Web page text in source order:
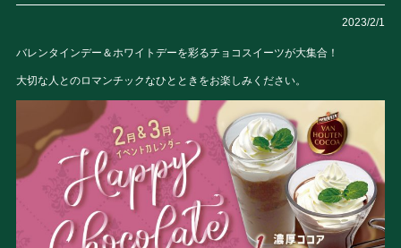
2023/2/1
バレンタインデー＆ホワイトデーを彩るチョコスイーツが大集合！
大切な人とのロマンチックなひとときをお楽しみください。